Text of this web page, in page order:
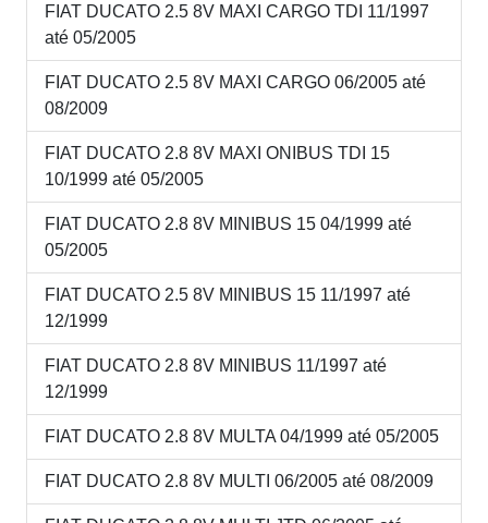
FIAT DUCATO 2.5 8V MAXI CARGO TDI 11/1997
até 05/2005
FIAT DUCATO 2.5 8V MAXI CARGO 06/2005 até
08/2009
FIAT DUCATO 2.8 8V MAXI ONIBUS TDI 15
10/1999 até 05/2005
FIAT DUCATO 2.8 8V MINIBUS 15 04/1999 até
05/2005
FIAT DUCATO 2.5 8V MINIBUS 15 11/1997 até
12/1999
FIAT DUCATO 2.8 8V MINIBUS 11/1997 até
12/1999
FIAT DUCATO 2.8 8V MULTA 04/1999 até 05/2005
FIAT DUCATO 2.8 8V MULTI 06/2005 até 08/2009